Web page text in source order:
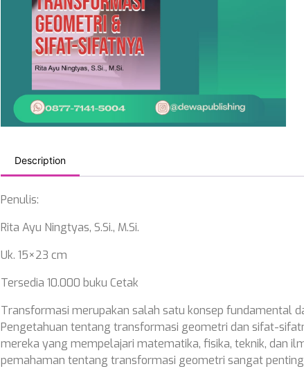
Description
Penulis:
Rita Ayu Ningtyas, S.Si., M.Si.
Uk. 15×23 cm
Tersedia 10.000 buku Cetak
Transformasi merupakan salah satu konsep fundamental
Pengetahuan tentang transformasi geometri dan sifat-
mereka yang mempelajari matematika, fisika, teknik, dan
pemahaman tentang transformasi geometri sangat